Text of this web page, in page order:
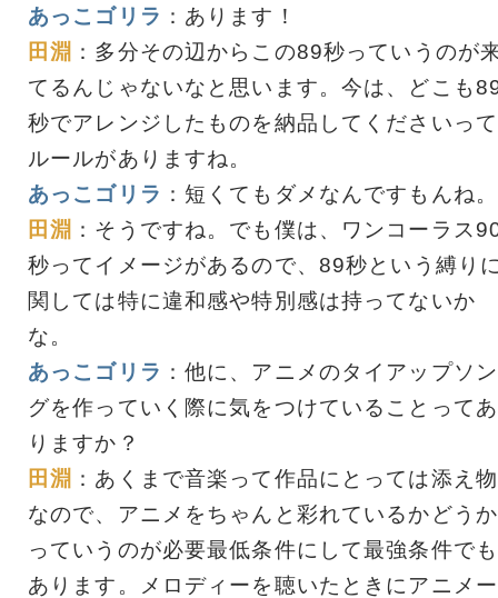
あっこゴリラ ：あります！
田淵 ：多分その辺からこの89秒っていうのが
てるんじゃないなと思います。今は、どこも
秒でアレンジしたものを納品してくださいって
ルールがありますね。
あっこゴリラ ：短くてもダメなんですもんね。
田淵 ：そうですね。でも僕は、ワンコーラス
秒ってイメージがあるので、89秒という縛り
関しては特に違和感や特別感は持ってないか
な。
あっこゴリラ ：他に、アニメのタイアップソン
グを作っていく際に気をつけていることってあ
りますか？
田淵 ：あくまで音楽って作品にとっては添え物
なので、アニメをちゃんと彩れているかどうか
っていうのが必要最低条件にして最強条件でも
あります。メロディーを聴いたときにアニメー